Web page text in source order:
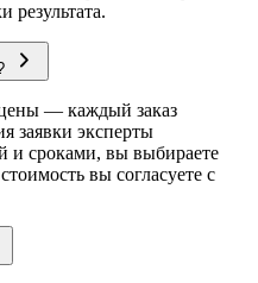
результата.
— каждый заказ
заявки эксперты
и сроками, вы выбираете
вы согласуете с